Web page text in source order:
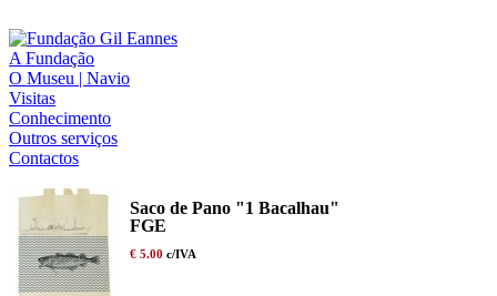
A Fundação
O Museu | Navio
Visitas
Conhecimento
Outros serviços
Contactos
Saco de Pano "1 Bacalhau"
FGE
€ 5.00 c/IVA